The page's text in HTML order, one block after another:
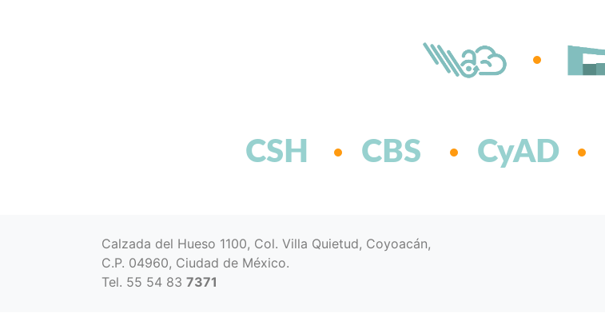
CSH CBS CyAD
Calzada del Hueso 1100, Col. Villa Quietud, Coyoacán,
C.P. 04960, Ciudad de México.
Tel. 55 54 83 7371